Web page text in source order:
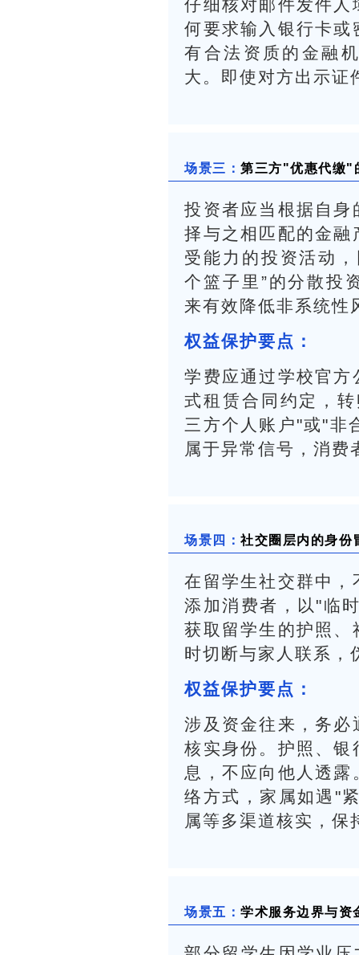
仔细核对邮件发件
何要求输入银行卡
有合法资质的金融
大。即使对方出示证
场景三：第三方"优惠代缴"
投资者应当根据自
择与之相匹配的金
受能力的投资活动
个篮子里”的分散投
来有效降低非系统性
权益保护要点：
学费应通过学校官
式租赁合同约定，
三方个人账户"或"非
属于异常信号，消费
场景四：社交圈层内的身份
在留学生社交群中
添加消费者，以"临
获取留学生的护照
时切断与家人联系，
权益保护要点：
涉及资金往来，务
核实身份。护照、
息，不应向他人透
络方式，家属如遇"
属等多渠道核实，保
场景五：学术服务边界与资